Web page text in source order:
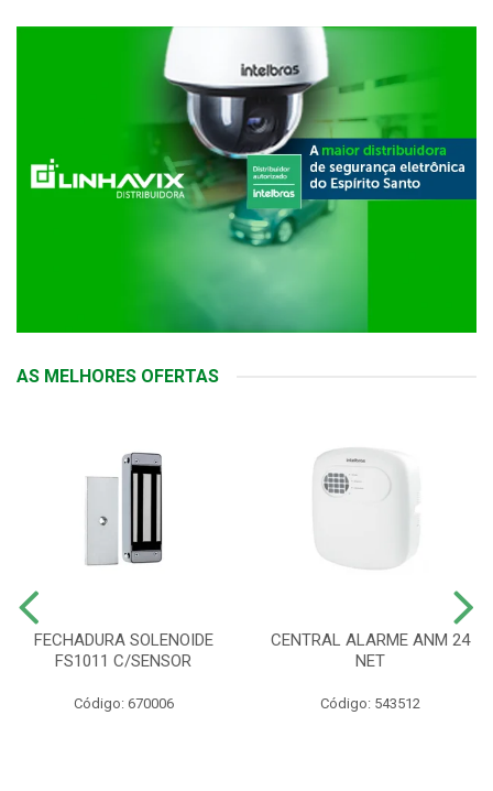
AS MELHORES OFERTAS
FECHADURA SOLENOIDE
FS1011 C/SENSOR
Código: 670006
CENTRAL ALARME ANM 24
NET
Código: 543512